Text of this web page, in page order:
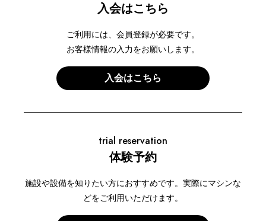
入会はこちら
ご利用には、会員登録が必要です。
お客様情報の入力をお願いします。
入会はこちら
trial reservation
体験予約
施設や設備を知りたい方におすすめです。実際にマシンな
どをご利用いただけます。